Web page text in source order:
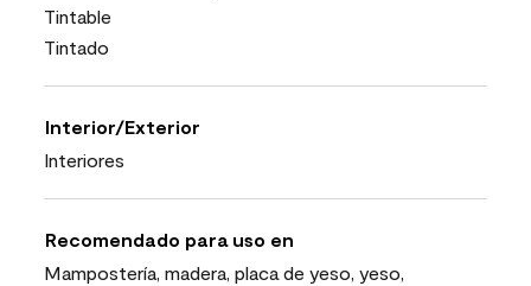
Tintable
Tintado
Interior/Exterior
Interiores
Recomendado para uso en
Mampostería, madera, placa de yeso, yeso,